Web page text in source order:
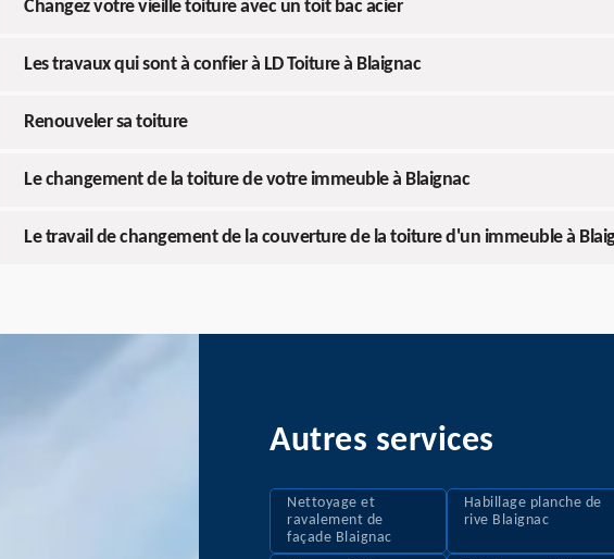
Changez votre vieille toiture avec un toit bac acier
Les travaux qui sont à confier à LD Toiture à Blaignac
Renouveler sa toiture
Le changement de la toiture de votre immeuble à Blaignac
Le travail de changement de la couverture de la toiture d'un immeuble à
Autres services
Nettoyage et
ravalement de
façade Blaignac
Habillage planche de
rive Blaignac